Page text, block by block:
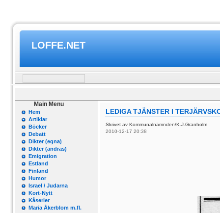
LOFFE.NET
Main Menu
Hem
Artiklar
Böcker
Debatt
Dikter (egna)
Dikter (andras)
Emigration
Estland
Finland
Humor
Israel / Judarna
Kort-Nytt
Kåserier
Maria Åkerblom m.fl.
LEDIGA TJÄNSTER I
Skrivet av Kommunalnämnden/K.J.Granholm
2010-12-17 20:38